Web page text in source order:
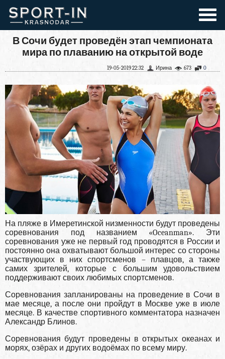
В Сочи будет проведён этап чемпионата
мира по плаванию на открытой воде
0
673
Ирина
19-05-2019 22:32
На пляже в Имеретинской низменности будут проведены
соревнования под названием «Oceanman». Эти
соревнования уже не первый год проводятся в России и
постоянно она охватывают большой интерес со стороны
участвующих в них спортсменов – плавцов, а также
самих зрителей, которые с большим удовольствием
поддерживают своих любимых спортсменов.
Соревнования запланированы на проведение в Сочи в
мае месяце, а после они пройдут в Москве уже в июле
месяце. В качестве спортивного комментатора назначен
Александр Блинов.
Соревнования будут проведены в открытых океанах и
морях, озёрах и других водоёмах по всему миру.